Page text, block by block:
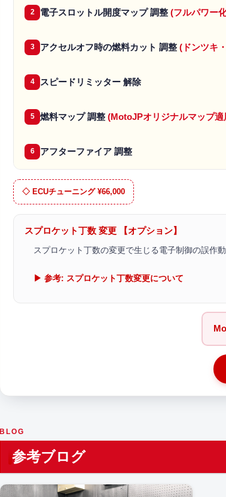
2 電子スロットル開度マップ 調整 (フルパワー
3 アクセルオフ時の燃料カット 調整 (ドンツキ
4 スピードリミッター 解除
5 燃料マップ 調整 (MotoJPオリジナルマップ適
6 アフターファイア 調整
◇ ECUチューニング ¥66,000
スプロケット丁数 変更 【オプション】
スプロケット丁数の変更で生じる電子制御の誤作
▶ 参考: スプロケット丁数変更について
BLOG
参考ブログ